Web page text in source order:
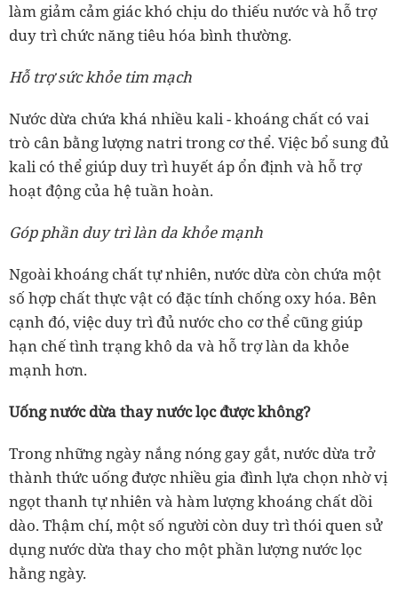
làm giảm cảm giác khó chịu do thiếu nước và hỗ trợ
duy trì chức năng tiêu hóa bình thường.
Hỗ trợ sức khỏe tim mạch
Nước dừa chứa khá nhiều kali - khoáng chất có vai
trò cân bằng lượng natri trong cơ thể. Việc bổ sung đủ
kali có thể giúp duy trì huyết áp ổn định và hỗ trợ
hoạt động của hệ tuần hoàn.
Góp phần duy trì làn da khỏe mạnh
Ngoài khoáng chất tự nhiên, nước dừa còn chứa một
số hợp chất thực vật có đặc tính chống oxy hóa. Bên
cạnh đó, việc duy trì đủ nước cho cơ thể cũng giúp
hạn chế tình trạng khô da và hỗ trợ làn da khỏe
mạnh hơn.
Uống nước dừa thay nước lọc được không?
Trong những ngày nắng nóng gay gắt, nước dừa trở
thành thức uống được nhiều gia đình lựa chọn nhờ vị
ngọt thanh tự nhiên và hàm lượng khoáng chất dồi
dào. Thậm chí, một số người còn duy trì thói quen sử
dụng nước dừa thay cho một phần lượng nước lọc
hằng ngày.